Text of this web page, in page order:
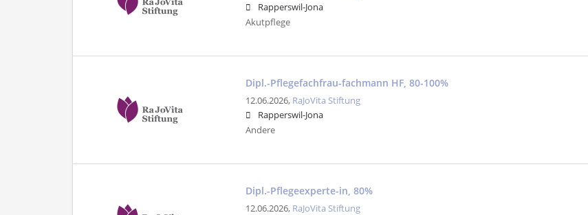
Rapperswil-Jona
Akutpflege
Dipl.-Pflegefachfrau-fachmann HF, 80-100%
12.06.2026, RaJoVita Stiftung
Rapperswil-Jona
Andere
Dipl.-Pflegeexperte-in, 80%
12.06.2026, RaJoVita Stiftung